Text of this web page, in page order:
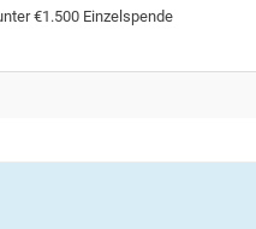
€1.500 Einzelspende